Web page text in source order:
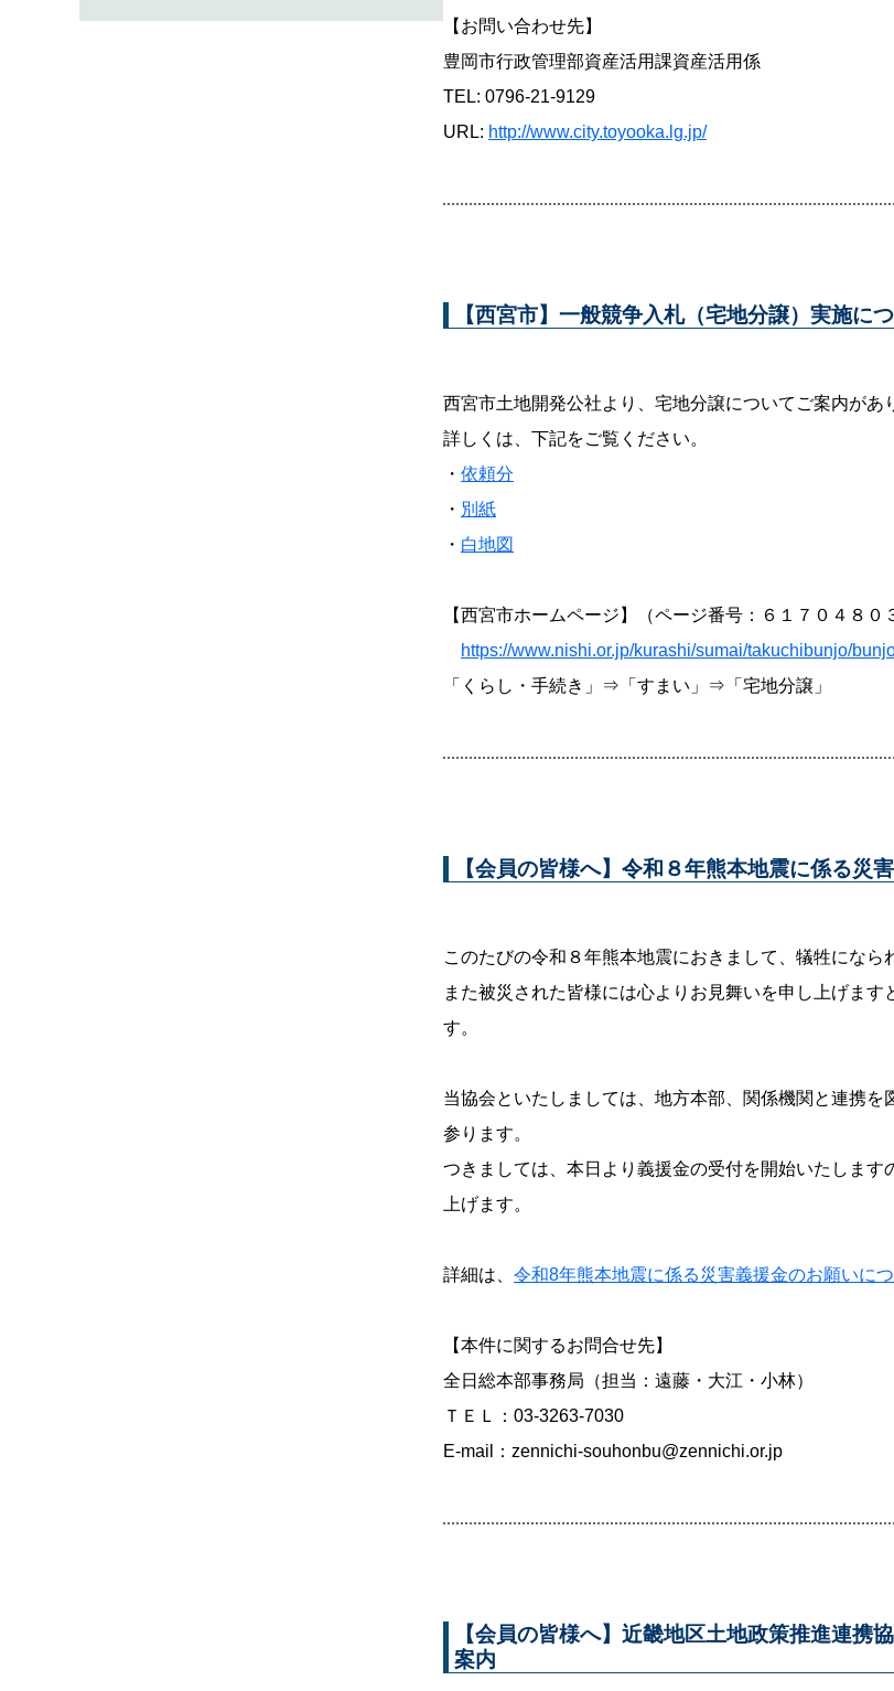
【お問い合わせ先】
豊岡市行政管理部資産活用課資産活用係
TEL: 0796-21-9129
URL: http://www.city.toyooka.lg.jp/
【西宮市】一般競争入札（宅地分譲）実施に
西宮市土地開発公社より、宅地分譲についてご案内があ
詳しくは、下記をご覧ください。
・ 依頼分
・ 別紙
・ 白地図
【西宮市ホームページ】（ページ番号：６１７０４８０
https://www.nishi.or.jp/kurashi/sumai/takuchibunjo/
「くらし・手続き」⇒「すまい」⇒「宅地分譲」
【会員の皆様へ】令和８年熊本地震に係る災
このたびの令和８年熊本地震におきまして、犠牲になら
また被災された皆様には心よりお見舞いを申し上げま
す。
当協会といたしましては、地方本部、関係機関と連携
参ります。
つきましては、本日より義援金の受付を開始いたしま
上げます。
詳細は、 令和8年熊本地震に係る災害義援金のお願いにつ
【本件に関するお問合せ先】
全日総本部事務局（担当：遠藤・大江・小林）
ＴＥＬ：03-3263-7030
E-mail：zennichi-souhonbu@zennichi.or.jp
【会員の皆様へ】近畿地区土地政策推進連携
案内